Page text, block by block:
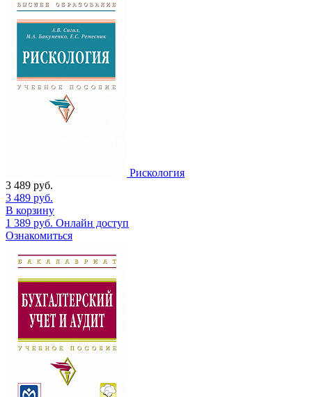
Рискология
3 489 руб.
3 489 руб.
В корзину
1 389 руб. Онлайн доступ
Ознакомиться